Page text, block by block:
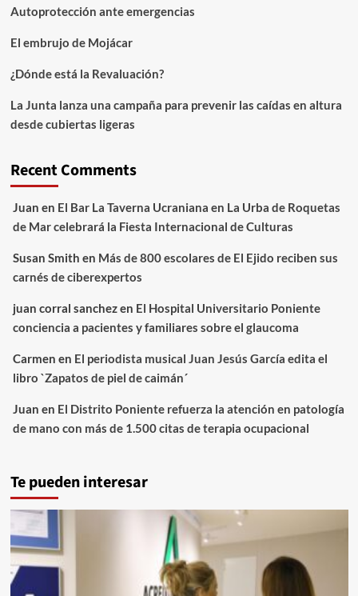
Autoprotección ante emergencias
El embrujo de Mojácar
¿Dónde está la Revaluación?
La Junta lanza una campaña para prevenir las caídas en altura
desde cubiertas ligeras
Recent Comments
Juan en El Bar La Taverna Ucraniana en La Urba de Roquetas
de Mar celebrará la Fiesta Internacional de Culturas
Susan Smith en Más de 800 escolares de El Ejido reciben sus
carnés de ciberexpertos
juan corral sanchezen El Hospital Universitario Poniente
conciencia a pacientes y familiares sobre el glaucoma
Carmen en El periodista musical Juan Jesús García edita el
libro `Zapatos de piel de caimán´
Juan en El Distrito Poniente refuerza la atención en patología
de mano con más de 1.500 citas de terapia ocupacional
Te pueden interesar